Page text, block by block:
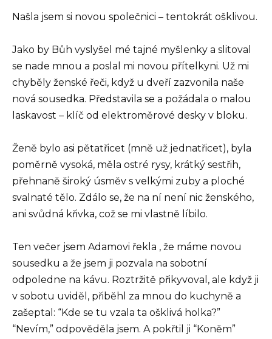
Našla jsem si novou společnici – tentokrát ošklivou.
Jako by Bůh vyslyšel mé tajné myšlenky a slitoval
se nade mnou a poslal mi novou přítelkyni. Už mi
chyběly ženské řeči, když u dveří zazvonila naše
nová sousedka. Představila se a požádala o malou
laskavost – klíč od elektroměrové desky v bloku.
Ženě bylo asi pětatřicet (mně už jednatřicet), byla
poměrně vysoká, měla ostré rysy, krátký sestřih,
přehnaně široký úsměv s velkými zuby a ploché
svalnaté tělo. Zdálo se, že na ní není nic ženského,
ani svůdná křivka, což se mi vlastně líbilo.
Ten večer jsem Adamovi řekla , že máme novou
sousedku a že jsem ji pozvala na sobotní
odpoledne na kávu. Roztržitě přikyvoval, ale když ji
v sobotu uviděl, přiběhl za mnou do kuchyně a
zašeptal: “Kde se tu vzala ta ošklivá holka?”
“Nevím,” odpověděla jsem. A pokřtil ji “Koněm”